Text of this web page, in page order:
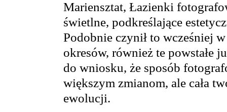
Mariensztat, Łazienki
świetlne, podkreślające
Podobnie czynił to wcześniej
okresów, również te powstałe
do wniosku, że sposób
większym zmianom, ale cała
ewolucji.